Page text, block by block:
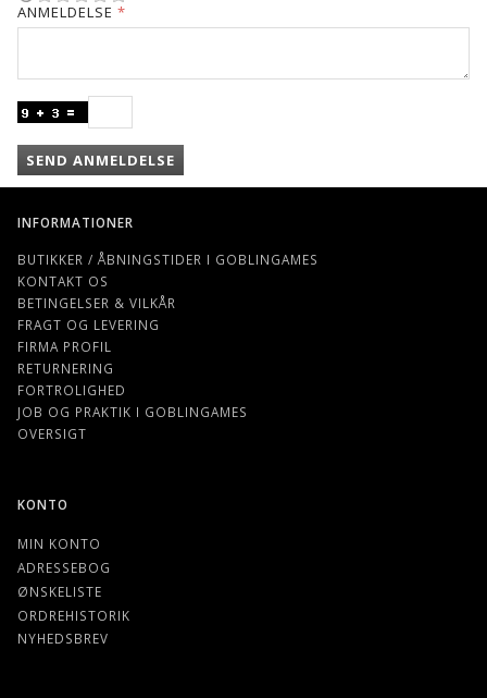
ANMELDELSE
SEND ANMELDELSE
INFORMATIONER
BUTIKKER / ÅBNINGSTIDER I GOBLINGAMES
KONTAKT OS
BETINGELSER & VILKÅR
FRAGT OG LEVERING
FIRMA PROFIL
RETURNERING
FORTROLIGHED
JOB OG PRAKTIK I GOBLINGAMES
OVERSIGT
KONTO
MIN KONTO
ADRESSEBOG
ØNSKELISTE
ORDREHISTORIK
NYHEDSBREV